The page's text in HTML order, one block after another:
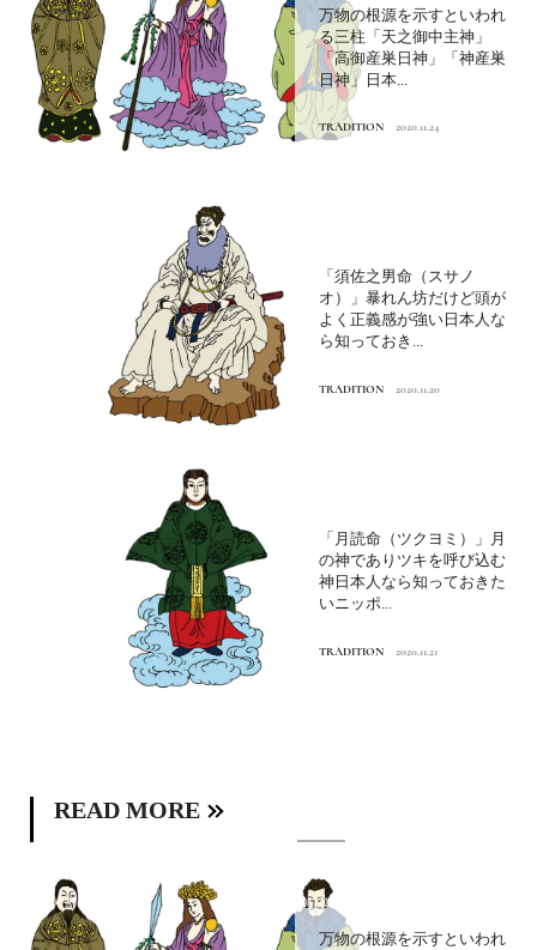
万物の根源を示すといわれ
る三柱「天之御中主神」
「高御産巣日神」「神産巣
日神」日本...
TRADITION 2020.11.24
「須佐之男命（スサノ
オ）」暴れん坊だけど頭が
よく正義感が強い日本人な
ら知っておき...
TRADITION 2020.11.20
「月読命（ツクヨミ）」月
の神でありツキを呼び込む
神日本人なら知っておきた
いニッポ...
TRADITION 2020.11.21
READ MORE
万物の根源を示すといわれ